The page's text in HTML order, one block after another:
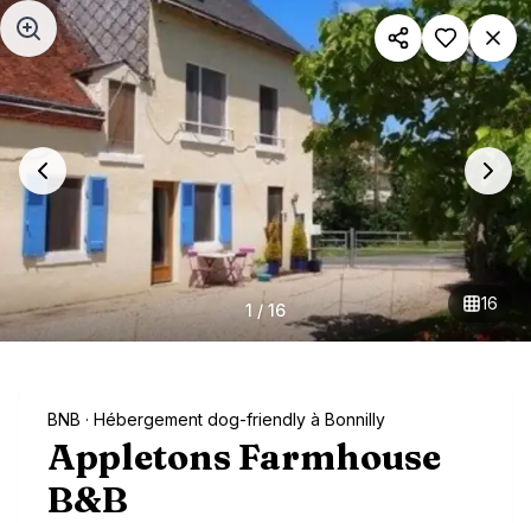
Aller au contenu principal
1 / 16 16
BNB · Hébergement dog-friendly à Bonnilly
Appletons Farmhouse
B&B